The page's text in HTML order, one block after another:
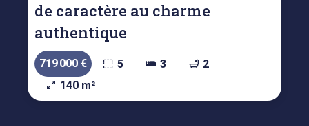
de caractère au charme
authentique
719 000 € 5 3
2
140 m²